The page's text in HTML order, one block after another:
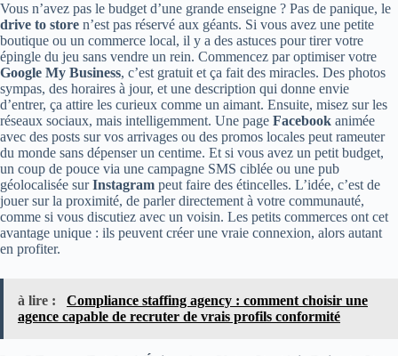
Vous n’avez pas le budget d’une grande enseigne ? Pas de panique, le
drive to store n’est pas réservé aux géants. Si vous avez une petite
boutique ou un commerce local, il y a des astuces pour tirer votre
épingle du jeu sans vendre un rein. Commencez par optimiser votre
Google My Business, c’est gratuit et ça fait des miracles. Des photos
sympas, des horaires à jour, et une description qui donne envie
d’entrer, ça attire les curieux comme un aimant. Ensuite, misez sur les
réseaux sociaux, mais intelligemment. Une page Facebook animée
avec des posts sur vos arrivages ou des promos locales peut rameuter
du monde sans dépenser un centime. Et si vous avez un petit budget,
un coup de pouce via une campagne SMS ciblée ou une pub
géolocalisée surInstagram peut faire des étincelles. L’idée, c’est de
jouer sur la proximité, de parler directement à votre communauté,
comme si vous discutiez avec un voisin. Les petits commerces ont cet
avantage unique : ils peuvent créer une vraie connexion, alors autant
en profiter.
à lire :
Compliance staffing agency : comment choisir une
agence capable de recruter de vrais profils conformité